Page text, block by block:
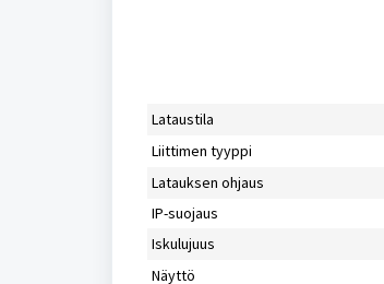
Lataustila
Liittimen tyyppi
Latauksen ohjaus
IP-suojaus
Iskulujuus
Näyttö